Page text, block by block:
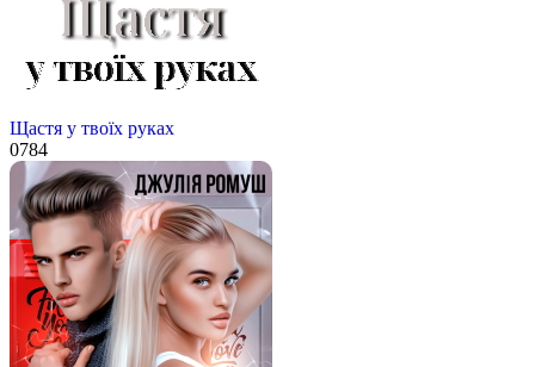
Щастя у твоїх руках
0784